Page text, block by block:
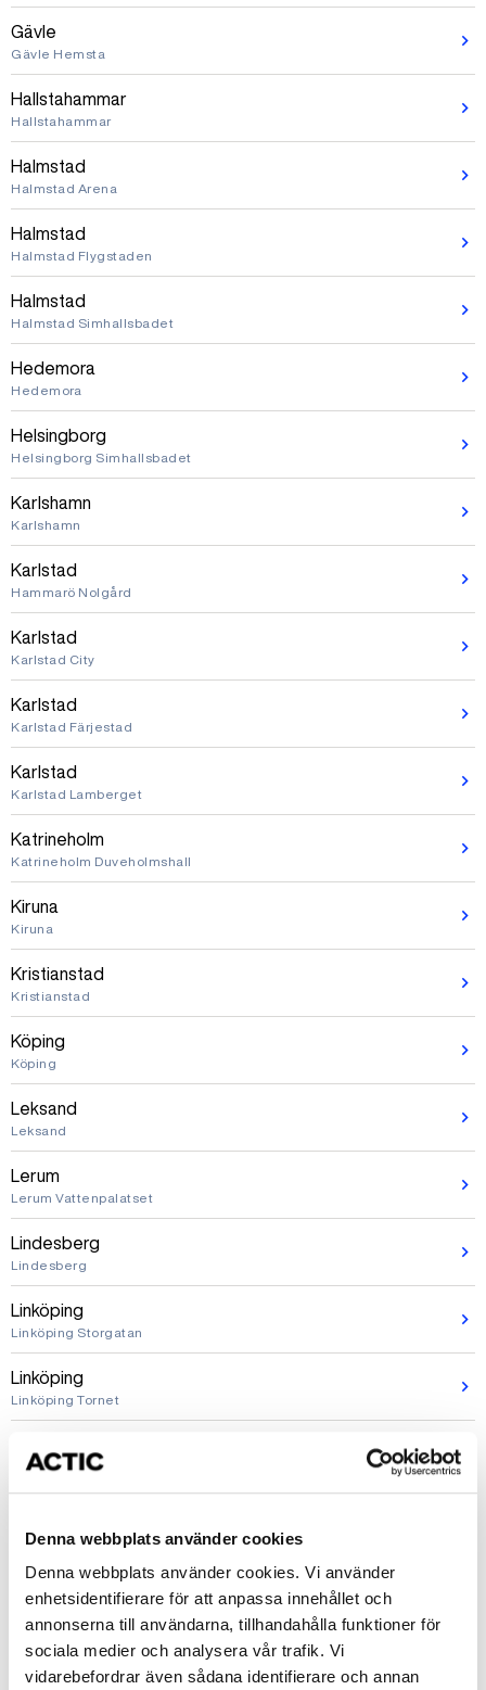
Denna webbplats använder cookies
Denna webbplats använder cookies. Vi använder
enhetsidentifierare för att anpassa innehållet och
annonserna till användarna, tillhandahålla funktioner för
sociala medier och analysera vår trafik. Vi
vidarebefordrar även sådana identifierare och annan
Gävle
Gävle Hemsta
Hallstahammar
Hallstahammar
Halmstad
Halmstad Arena
Halmstad
Halmstad Flygstaden
Halmstad
Halmstad Simhallsbadet
Hedemora
Hedemora
Helsingborg
Helsingborg Simhallsbadet
Karlshamn
Karlshamn
Karlstad
Hammarö Nolgård
Karlstad
Karlstad City
Karlstad
Karlstad Färjestad
Karlstad
Karlstad Lamberget
Katrineholm
Katrineholm Duveholmshall
Kiruna
Kiruna
Kristianstad
Kristianstad
Köping
Köping
Leksand
Leksand
Lerum
Lerum Vattenpalatset
Lindesberg
Lindesberg
Linköping
Linköping Storgatan
Linköping
Linköping Tornet
Ljusdal Färila
Ludvika
Luleå
Luleå Pontusbadet
Lund
Lund Delphinenbadet